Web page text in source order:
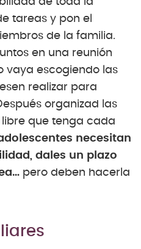
tareas y pon el
de la familia.
en una reunión
vaya escogiendo las
realizar para
organizad las
que tenga cada
necesitan
dales un plazo
pero deben hacerla